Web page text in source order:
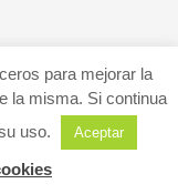
para mejorar la
la misma. Si continua
uso.
Aceptar